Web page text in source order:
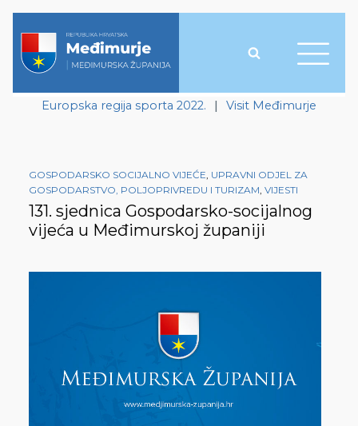
Europska regija sporta 2022. | Visit Međimurje
GOSPODARSKO SOCIJALNO VIJEĆE, UPRAVNI ODJEL ZA
GOSPODARSTVO, POLJOPRIVREDU I TURIZAM, VIJESTI
131. sjednica Gospodarsko-socijalnog
vijeća u Međimurskoj županiji